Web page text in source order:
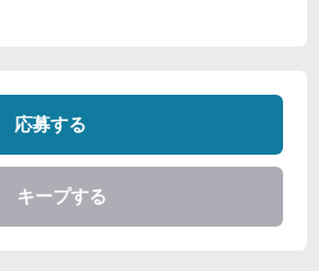
応募する
キープする